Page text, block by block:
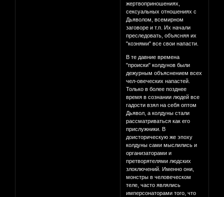
жертвоприношениях,
сексуальных отношениях с
Дьяволом, всемирном
заговоре и т.п. Их начали
преследовать, объясняя их
"кознями" все свои напасти.
В те давние времена
"происки" колдунов были
дежурным объяснением всех
чел-овеческих напастей.
Только в более позднее
время в сознании людей все
гадости взял на себя оптом
Дьявол, а колдуны стали
рассматриваться как его
прислужники. В
доисторическую же эпоху
колдуны сами мыслились и
организаторами и
претворятелями людских
злоключений. Именно они,
монстры в человеческом
теле, часто являлись
имперсонаторами того, что